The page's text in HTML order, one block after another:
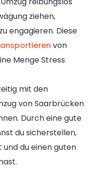
ziehen,
zu engagieren. Diese
von
Menge Stress
mit den
von Saarbrücken
Durch eine gute
du sicherstellen,
du einen guten